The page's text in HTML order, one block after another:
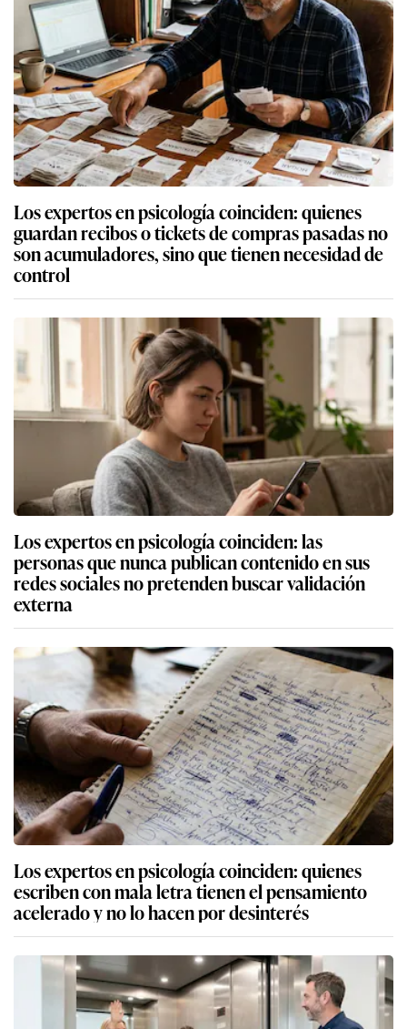
Los expertos en psicología coinciden: quienes
guardan recibos o tickets de compras pasadas no
son acumuladores, sino que tienen necesidad de
control
Los expertos en psicología coinciden: las
personas que nunca publican contenido en sus
redes sociales no pretenden buscar validación
externa
Los expertos en psicología coinciden: quienes
escriben con mala letra tienen el pensamiento
acelerado y no lo hacen por desinterés